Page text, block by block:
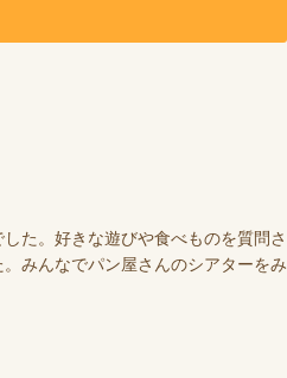
た。好きな遊びや食べものを質問さ
みんなでパン屋さんのシアターをみ